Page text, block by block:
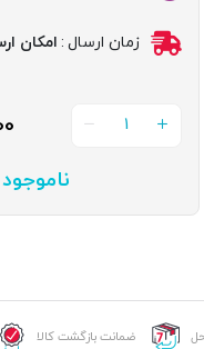
زمان ارسال : امکان
1
ناموجود
ضمانت بازگشت کالا